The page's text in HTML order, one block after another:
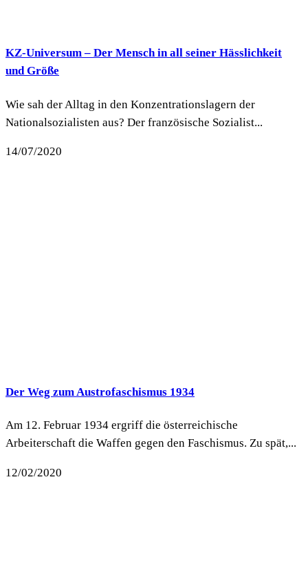
KZ-Universum – Der Mensch in all seiner Hässlichkeit
und Größe
Wie sah der Alltag in den Konzentrationslagern der
Nationalsozialisten aus? Der französische Sozialist...
14/07/2020
Der Weg zum Austrofaschismus 1934
Am 12. Februar 1934 ergriff die österreichische
Arbeiterschaft die Waffen gegen den Faschismus. Zu spät,...
12/02/2020